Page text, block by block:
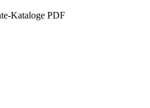
Kataloge PDF